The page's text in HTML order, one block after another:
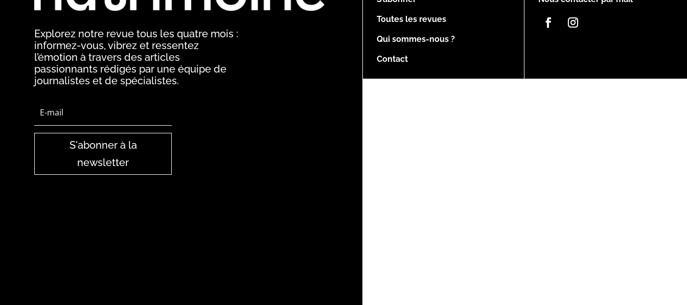
Explorez notre revue tous les quatre mois :
informez-vous, vibrez et ressentez
l’émotion à travers des articles
passionnants rédigés par une équipe de
journalistes et de spécialistes.
S'abonner à la
newsletter
Toutes les revues
Qui sommes-nous ?
Contact